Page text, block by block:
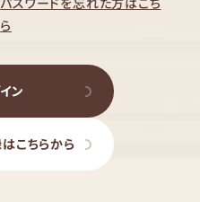
ら
ン
こちらから